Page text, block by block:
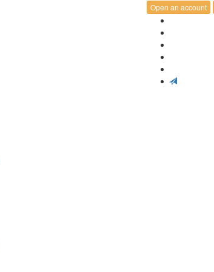
Open an account